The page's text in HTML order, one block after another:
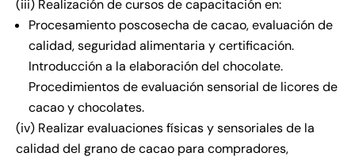
(iii) Realización de cursos de capacitación en:
Procesamiento poscosecha de cacao, evaluación de
calidad, seguridad alimentaria y certificación.
Introducción a la elaboración del chocolate.
Procedimientos de evaluación sensorial de licores de
cacao y chocolates.
(iv) Realizar evaluaciones físicas y sensoriales de la
calidad del grano de cacao para compradores,